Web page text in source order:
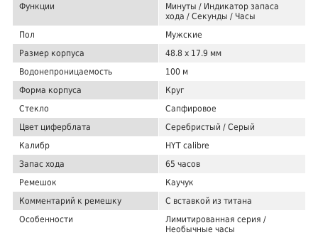
Функции
Минуты / Индикатор запаса
хода / Секунды / Часы
Пол
Мужские
Размер корпуса
48.8 х 17.9 мм
Водонепроницаемость
100 м
Форма корпуса
Круг
Стекло
Сапфировое
Цвет циферблата
Серебристый / Серый
Калибр
HYT calibre
Запас хода
65 часов
Ремешок
Каучук
Комментарий к ремешку
С вставкой из титана
Особенности
Лимитированная серия /
Необычные часы